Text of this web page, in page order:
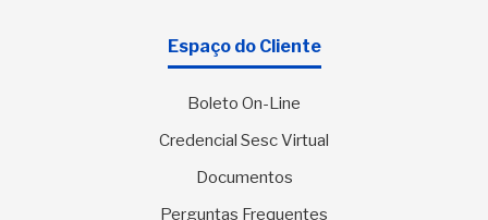
Espaço do Cliente
Boleto On-Line
Credencial Sesc Virtual
Documentos
Perguntas Frequentes